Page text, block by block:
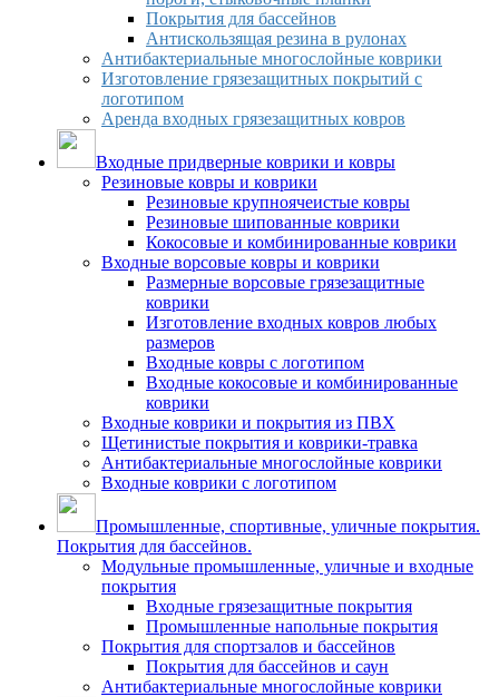
Покрытия для бассейнов
Антискользящая резина в рулонах
Антибактериальные многослойные коврики
Изготовление грязезащитных покрытий с
логотипом
Аренда входных грязезащитных ковров
Входные придверные коврики и ковры
Резиновые ковры и коврики
Резиновые крупноячеистые ковры
Резиновые шипованные коврики
Кокосовые и комбинированные коврики
Входные ворсовые ковры и коврики
Размерные ворсовые грязезащитные
коврики
Изготовление входных ковров любых
размеров
Входные ковры с логотипом
Входные кокосовые и комбинированные
коврики
Входные коврики и покрытия из ПВХ
Щетинистые покрытия и коврики-травка
Антибактериальные многослойные коврики
Входные коврики с логотипом
Промышленные, спортивные, уличные покрытия.
Покрытия для бассейнов.
Модульные промышленные, уличные и входные
покрытия
Входные грязезащитные покрытия
Промышленные напольные покрытия
Покрытия для спортзалов и бассейнов
Покрытия для бассейнов и саун
Антибактериальные многослойные коврики